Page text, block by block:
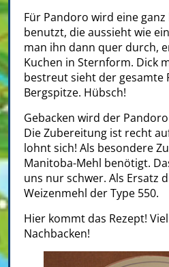
Für Pandoro wird eine
benutzt, die aussieht wie
man ihn dann quer durch,
Kuchen in Sternform. Dick
bestreut sieht der gesamte
Bergspitze. Hübsch!
Gebacken wird der
Die Zubereitung ist recht
lohnt sich! Als besondere
Manitoba-Mehl benötigt.
uns nur schwer. Als Ersatz
Weizenmehl der Type 550.
Hier kommt das Rezept!
Nachbacken!